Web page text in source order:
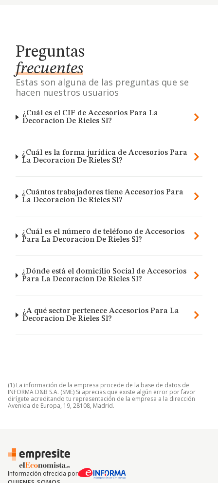
Preguntas
frecuentes
Estas son alguna de las preguntas que se
hacen nuestros usuarios
¿Cuál es el CIF de Accesorios Para La
Decoracion De Rieles Sl?
¿Cuál es la forma jurídica de Accesorios Para
La Decoracion De Rieles Sl?
¿Cuántos trabajadores tiene Accesorios Para
La Decoracion De Rieles Sl?
¿Cuál es el número de teléfono de Accesorios
Para La Decoracion De Rieles Sl?
¿Dónde está el domicilio Social de Accesorios
Para La Decoracion De Rieles Sl?
¿A qué sector pertenece Accesorios Para La
Decoracion De Rieles Sl?
(1) La información de la empresa procede de la base de datos de
INFORMA D&B S.A. (SME) Si aprecias que existe algún error por favor
dirígete acreditando tu representación de la empresa a la dirección
Avenida de Europa, 19, 28108, Madrid.
Información ofrecida por